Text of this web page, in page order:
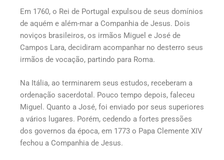
Em 1760, o Rei de Portugal expulsou de seus domínios
de aquém e além-mar a Companhia de Jesus. Dois
noviços brasileiros, os irmãos Miguel e José de
Campos Lara, decidiram acompanhar no desterro seus
irmãos de vocação, partindo para Roma.
Na Itália, ao terminarem seus estudos, receberam a
ordenação sacerdotal. Pouco tempo depois, faleceu
Miguel. Quanto a José, foi enviado por seus superiores
a vários lugares. Porém, cedendo a fortes pressões
dos governos da época, em 1773 o Papa Clemente XIV
fechou a Companhia de Jesus.